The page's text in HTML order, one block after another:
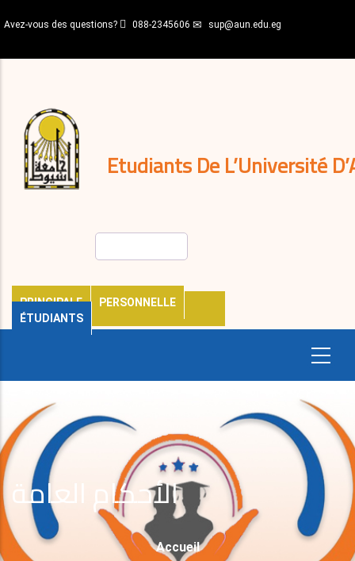
au
principal
Avez-vous des questions? 088-2345606 sup@aun.edu.eg
Etudiants De L’Université
PRINCIPALE
PERSONNELLE
ÉTUDIANTS
décisions
Expatriés
Journal
الأحكام العامة
Fil
Accueil